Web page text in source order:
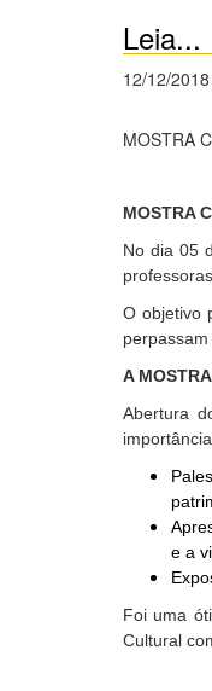
Leia...
12/12/2018
MOSTRA
MOSTRA
No dia 05
O objetivo
A
Abertura
e a
Foi uma
Cultural